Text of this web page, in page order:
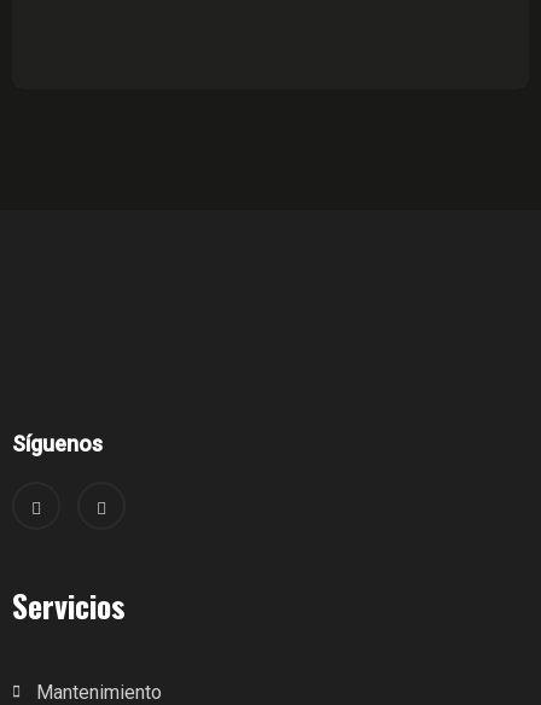
Síguenos
Servicios
Mantenimiento